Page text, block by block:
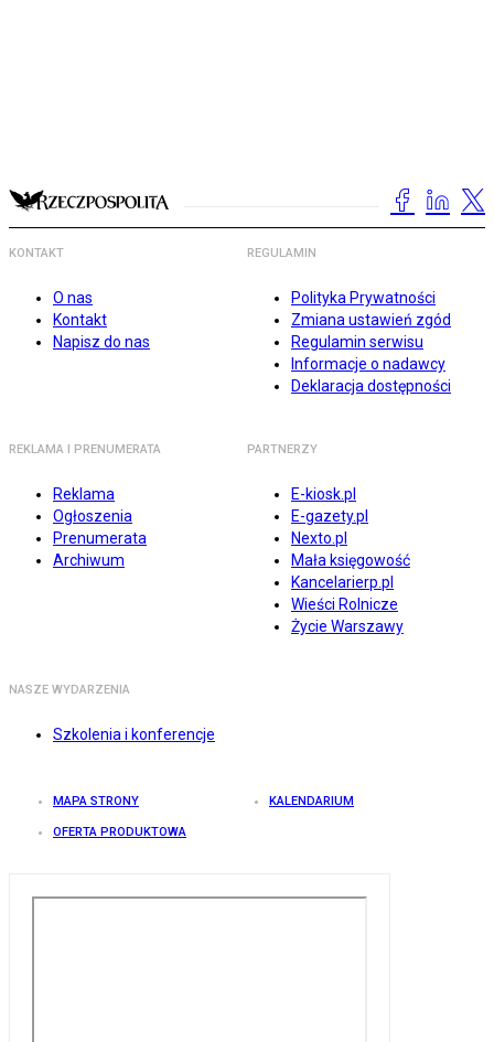
KONTAKT
O nas
Kontakt
Napisz do nas
REGULAMIN
Polityka Prywatności
Zmiana ustawień zgód
Regulamin serwisu
Informacje o nadawcy
Deklaracja dostępności
REKLAMA I PRENUMERATA
Reklama
Ogłoszenia
Prenumerata
Archiwum
PARTNERZY
E-kiosk.pl
E-gazety.pl
Nexto.pl
Mała księgowość
Kancelarierp.pl
Wieści Rolnicze
Życie Warszawy
NASZE WYDARZENIA
Szkolenia i konferencje
MAPA STRONY KALENDARIUM
OFERTA PRODUKTOWA